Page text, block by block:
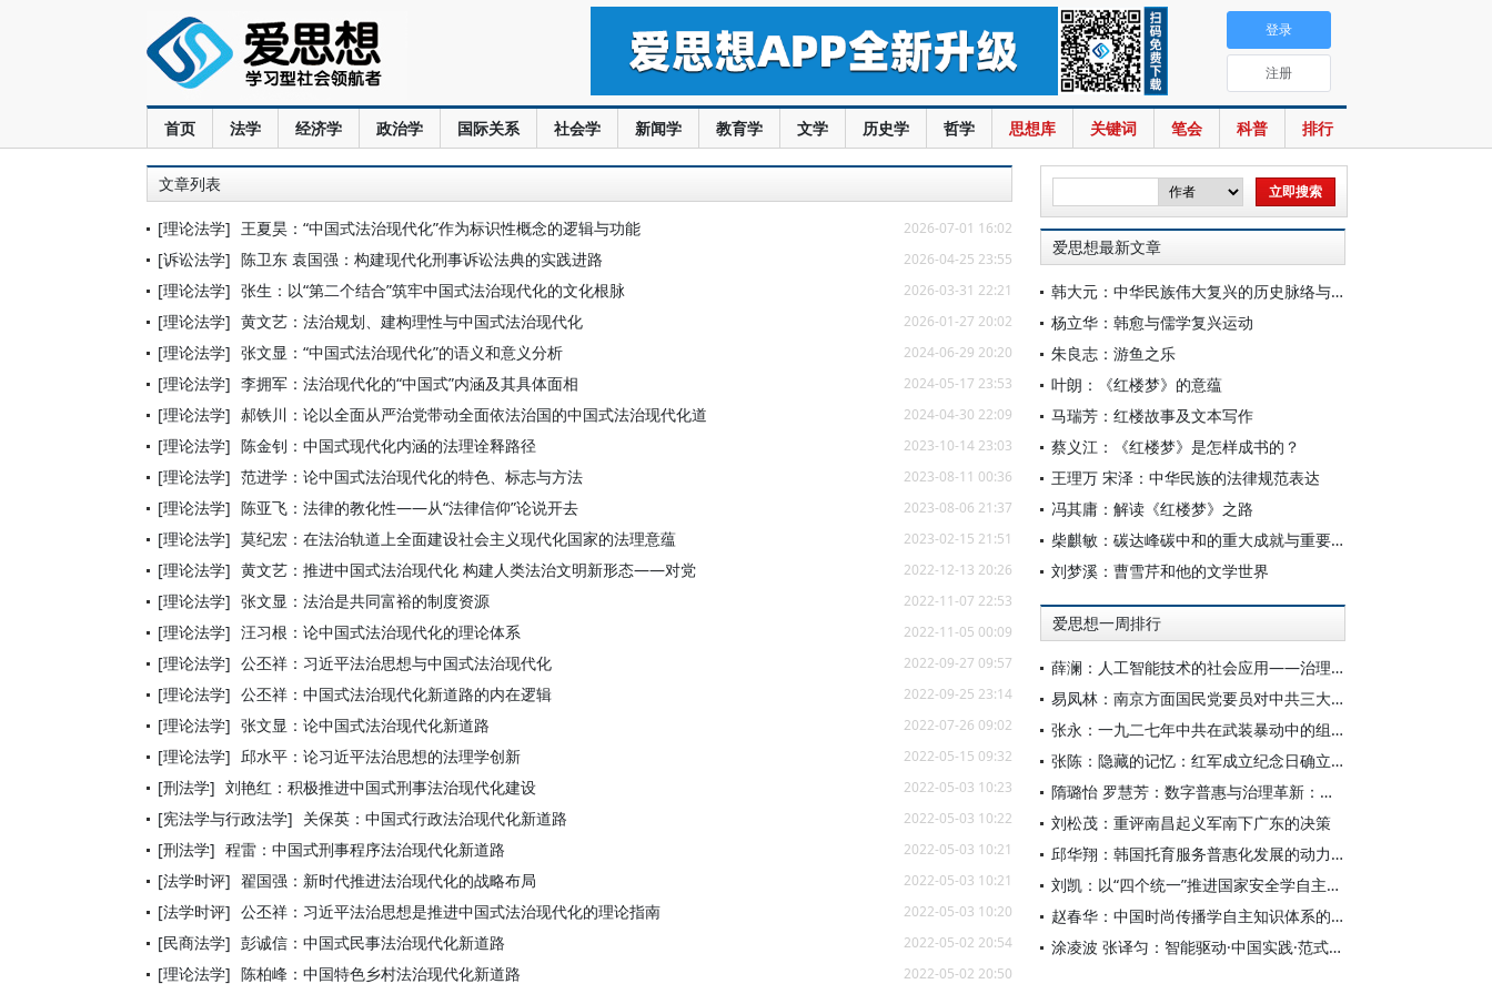
首页 法学 经济学 政治学 国际关系 社会学 新闻学 教育学 文学 历史学 哲学 思想库 关键词 笔会 科普 排行
登录
注册
文章列表
[理论法学] 王夏昊：“中国式法治现代化”作为标识性概念的逻辑与功能 2026-07-01 16:02
[诉讼法学] 陈卫东 袁国强：构建现代化刑事诉讼法典的实践进路 2026-04-25 23:55
[理论法学] 张生：以“第二个结合”筑牢中国式法治现代化的文化根脉 2026-03-31 22:21
[理论法学] 黄文艺：法治规划、建构理性与中国式法治现代化 2026-01-27 20:02
[理论法学] 张文显：“中国式法治现代化”的语义和意义分析 2024-06-29 20:20
[理论法学] 李拥军：法治现代化的“中国式”内涵及其具体面相 2024-05-17 23:53
[理论法学] 郝铁川：论以全面从严治党带动全面依法治国的中国式法治现代化道 2024-04-30 22:09
[理论法学] 陈金钊：中国式现代化内涵的法理诠释路径 2023-10-14 23:03
[理论法学] 范进学：论中国式法治现代化的特色、标志与方法 2023-08-11 00:36
[理论法学] 陈亚飞：法律的教化性——从“法律信仰”论说开去 2023-08-06 21:37
[理论法学] 莫纪宏：在法治轨道上全面建设社会主义现代化国家的法理意蕴 2023-02-15 21:51
[理论法学] 黄文艺：推进中国式法治现代化 构建人类法治文明新形态——对党 2022-12-13 20:26
[理论法学] 张文显：法治是共同富裕的制度资源 2022-11-07 22:53
[理论法学] 汪习根：论中国式法治现代化的理论体系 2022-11-05 00:09
[理论法学] 公丕祥：习近平法治思想与中国式法治现代化 2022-09-27 09:57
[理论法学] 公丕祥：中国式法治现代化新道路的内在逻辑 2022-09-25 23:14
[理论法学] 张文显：论中国式法治现代化新道路 2022-07-26 09:02
[理论法学] 邱水平：论习近平法治思想的法理学创新 2022-05-15 09:32
[刑法学] 刘艳红：积极推进中国式刑事法治现代化建设 2022-05-03 10:23
[宪法学与行政法学] 关保英：中国式行政法治现代化新道路 2022-05-03 10:22
[刑法学] 程雷：中国式刑事程序法治现代化新道路 2022-05-03 10:21
[法学时评] 翟国强：新时代推进法治现代化的战略布局 2022-05-03 10:21
[法学时评] 公丕祥：习近平法治思想是推进中国式法治现代化的理论指南 2022-05-03 10:20
[民商法学] 彭诚信：中国式民事法治现代化新道路 2022-05-02 20:54
[理论法学] 陈柏峰：中国特色乡村法治现代化新道路 2022-05-02 20:50
爱思想最新文章
韩大元：中华民族伟大复兴的历史脉络与宪法内涵
杨立华：韩愈与儒学复兴运动
朱良志：游鱼之乐
叶朗：《红楼梦》的意蕴
马瑞芳：红楼故事及文本写作
蔡义江：《红楼梦》是怎样成书的？
王理万 宋泽：中华民族的法律规范表达
冯其庸：解读《红楼梦》之路
柴麒敏：碳达峰碳中和的重大成就与重要任务
刘梦溪：曹雪芹和他的文学世界
爱思想一周排行
薛澜：人工智能技术的社会应用——治理挑战
易凤林：南京方面国民党要员对中共三大起义的反应
张永：一九二七年中共在武装暴动中的组织转型
张陈：隐藏的记忆：红军成立纪念日确立前中共对南昌起义的纪念
隋璐怡 罗慧芳：数字普惠与治理革新：中国人工智能赋能全球南方发展
刘松茂：重评南昌起义军南下广东的决策
邱华翔：韩国托育服务普惠化发展的动力机制、制度路径与政策效应
刘凯：以“四个统一”推进国家安全学自主知识体系构建
赵春华：中国时尚传播学自主知识体系的内在逻辑与实践路径
涂凌波 张译匀：智能驱动·中国实践·范式创新：“构建中国新闻传播学自主知识体系”专题研讨会综述